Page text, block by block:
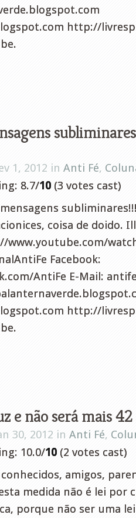
http://
1, 2012 in Anti Fé,
8.7/10 (3 votes cast)
coisa de doido.
Facebook:
AntiFe E-Mail:
http://
e não será mais
30, 2012 in Anti Fé,
10.0/10 (2 votes cast)
amigos,
medida não é lei por
porque não ser uma